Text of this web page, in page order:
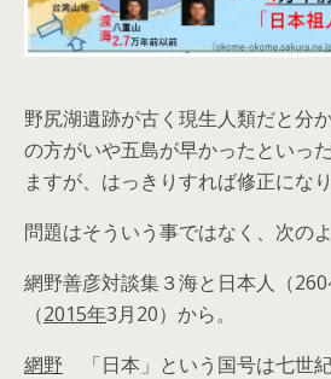
野尻湖遺跡が古く現生人類だと分
の方がいや五島が早かったといっ
ますが、はっきりすれば修正になり
問題はそういう事ではなく、次のよ
網野善彦対談集３海と日本人（
（2015年3月20）から。
網野 「日本」という国号は七世